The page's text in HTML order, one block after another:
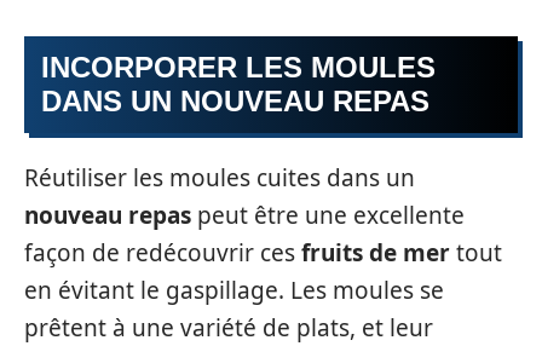
INCORPORER LES MOULES
DANS UN NOUVEAU REPAS
Réutiliser les moules cuites dans un
nouveau repas peut être une excellente
façon de redécouvrir cesfruits de mertout
en évitant le gaspillage. Les moules se
prêtent à une variété de plats, et leur